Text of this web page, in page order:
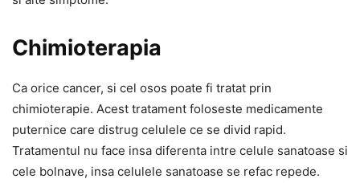
Chimioterapia
Ca orice cancer, si cel osos poate fi tratat prin
chimioterapie. Acest tratament foloseste medicamente
puternice care distrug celulele ce se divid rapid.
Tratamentul nu face insa diferenta intre celule sanatoase si
cele bolnave, insa celulele sanatoase se refac repede.